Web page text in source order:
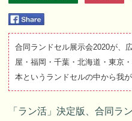
合同ランドセル展示会2020が、
屋・福岡・千葉・北海道・東京
本というランドセルの中から我
「ラン活」決定版、合同ラ